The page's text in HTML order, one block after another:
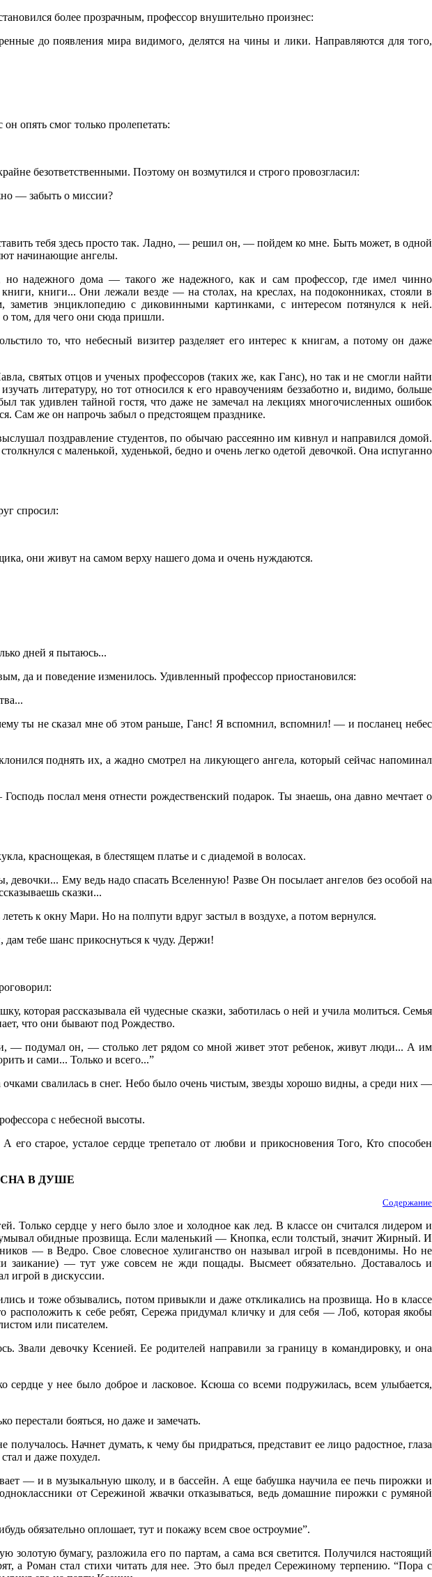
более прозрачным, профессор внушительно произнес:
до появления мира видимого, делятся на чины и лики. Направляются для того,
опять смог только пролепетать:
безответственными. Поэтому он возмутился и строго провозгласил:
— забыть о миссии?
тебя здесь просто так. Ладно, — решил он, — пойдем ко мне. Быть может, в одной
начинающие ангелы.
надежного дома — такого же надежного, как и сам профессор, где имел чинно
книги... Они лежали везде — на столах, на креслах, на подоконниках, стояли в
энциклопедию с диковинными картинками, с интересом потянулся к ней.
том, для чего они сюда пришли.
то, что небесный визитер разделяет его интерес к книгам, а потому он даже
святых отцов и ученых профессоров (таких же, как Ганс), но так и не смогли найти
изучать литературу, но тот относился к его нравоучениям беззаботно и, видимо, больше
так удивлен тайной гостя, что даже не замечал на лекциях многочисленных ошибок
Сам же он напрочь забыл о предстоящем празднике.
поздравление студентов, по обычаю рассеянно им кивнул и направился домой.
с маленькой, худенькой, бедно и очень легко одетой девочкой. Она испуганно
спросил:
они живут на самом верху нашего дома и очень нуждаются.
дней я пытаюсь...
да и поведение изменилось. Удивленный профессор приостановился:
ты не сказал мне об этом раньше, Ганс! Я вспомнил, вспомнил! — и посланец небес
поднять их, а жадно смотрел на ликующего ангела, который сейчас напоминал
послал меня отнести рождественский подарок. Ты знаешь, она давно мечтает о
краснощекая, в блестящем платье и с диадемой в волосах.
Ему ведь надо спасать Вселенную! Разве Он посылает ангелов без особой на
сказки...
к окну Мари. Но на полпути вдруг застыл в воздухе, а потом вернулся.
тебе шанс прикоснуться к чуду. Держи!
которая рассказывала ей чудесные сказки, заботилась о ней и учила молиться. Семья
что они бывают под Рождество.
— подумал он, — столько лет рядом со мной живет этот ребенок, живут люди... А им
и сами... Только и всего...”
очками свалилась в снег. Небо было очень чистым, звезды хорошо видны, а среди них —
с небесной высоты.
старое, усталое сердце трепетало от любви и прикосновения Того, Кто способен
В ДУШЕ
Содержание
сердце у него было злое и холодное как лед. В классе он считался лидером и
обидные прозвища. Если маленький — Кнопка, если толстый, значит Жирный. И
— в Ведро. Свое словесное хулиганство он называл игрой в псевдонимы. Но не
заикание) — тут уже совсем не жди пощады. Высмеет обязательно. Доставалось и
игрой в дискуссии.
и тоже обзывались, потом привыкли и даже откликались на прозвища. Но в классе
к себе ребят, Сережа придумал кличку и для себя — Лоб, которая якобы
или писателем.
Звали девочку Ксенией. Ее родителей направили за границу в командировку, и она
у нее было доброе и ласковое. Ксюша со всеми подружилась, всем улыбается,
перестали бояться, но даже и замечать.
Начнет думать, к чему бы придраться, представит ее лицо радостное, глаза
и даже похудел.
— и в музыкальную школу, и в бассейн. А еще бабушка научила ее печь пирожки и
от Сережиной жвачки отказываться, ведь домашние пирожки с румяной
обязательно оплошает, тут и покажу всем свое остроумие”.
золотую бумагу, разложила его по партам, а сама вся светится. Получился настоящий
а Роман стал стихи читать для нее. Это был предел Сережиному терпению. “Пора с